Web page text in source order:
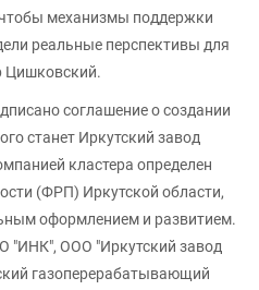
механизмы поддержки
реальные перспективы для
Цишковский.
соглашение о создании
станет Иркутский завод
кластера определен
(ФРП) Иркутской области,
оформлением и развитием.
"ИНК", ООО "Иркутский завод
газоперерабатывающий